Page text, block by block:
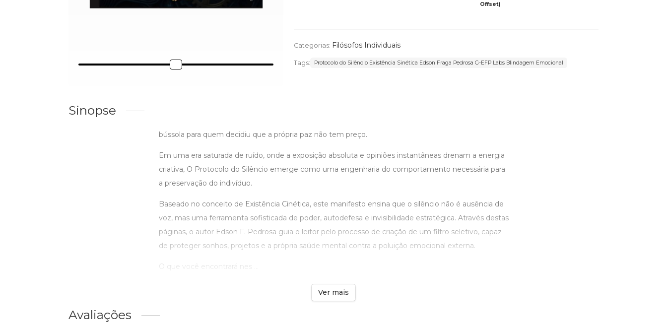
Offset)
Categorias: Filósofos Individuais
Tags: Protocolo do Silêncio Existência Sinética Edson Fraga Pedrosa G-EFP Labs Blindagem Emocional
Sinopse
bússola para quem decidiu que a própria paz não tem preço.
Em uma era saturada de ruído, onde a exposição absoluta e opiniões instantâneas drenam a energia
criativa, O Protocolo do Silêncio emerge como uma engenharia do comportamento necessária para
a preservação do indivíduo.
Baseado no conceito de Existência Cinética, este manifesto ensina que o silêncio não é ausência de
voz, mas uma ferramenta sofisticada de poder, autodefesa e invisibilidade estratégica. Através destas
páginas, o autor Edson F. Pedrosa guia o leitor pelo processo de criação de um filtro seletivo, capaz
de proteger sonhos, projetos e a própria saúde mental contra a poluição emocional externa.
O que você encontrará nes ...
Ver mais
Avaliações